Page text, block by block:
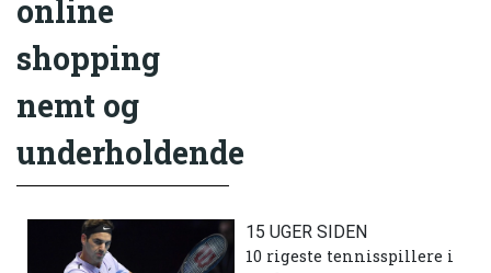
online
shopping
nemt og
underholdende
15 UGER SIDEN
10 rigeste tennisspillere i